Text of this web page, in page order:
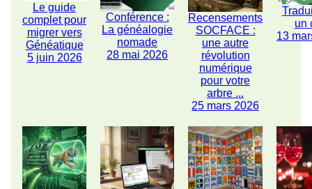
Le guide
complet pour
migrer vers
Généatique
5 juin 2026
Conférence :
La généalogie
nomade
28 mai 2026
Recensements
SOCFACE :
une autre
révolution
numérique
pour votre
arbre ...
25 mars 2026
un
13